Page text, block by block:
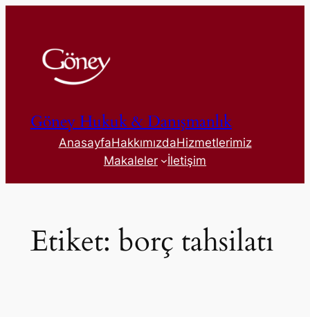
Göney Hukuk & Danışmanlık
AnasayfaHakkımızdaHizmetlerimiz
Makaleler
İletişim
Etiket: borç tahsilatı